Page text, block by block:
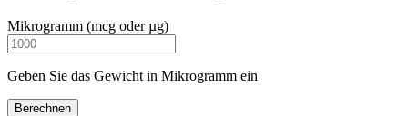
Mikrogramm (mcg oder µg)
Geben Sie das Gewicht in Mikrogramm ein
Berechnen